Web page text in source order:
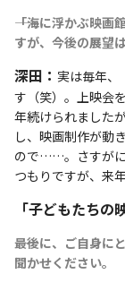
――「海に浮かぶ映
すが、今後の展望
深田： 実は毎年、
す（笑）。上映会
年続けられました
し、映画制作が動
ので……。さすがに
つもりですが、来
「子どもたち
――最後に、ご自身
聞かせください。